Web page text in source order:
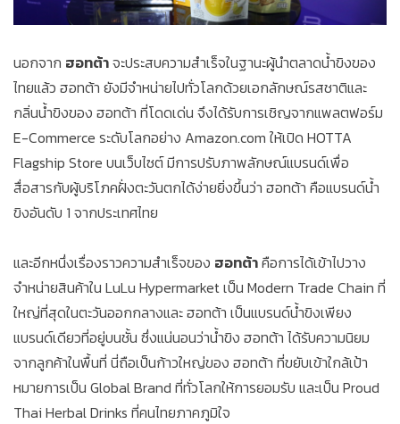
นอกจาก ฮอทต้าจะประสบความสำเร็จในฐานะผู้นำตลาดน้ำขิงของ
ไทยแล้ว ฮอทต้า ยังมีจำหน่ายไปทั่วโลกด้วยเอกลักษณ์รสชาติและ
กลิ่นน้ำขิงของ ฮอทต้า ที่โดดเด่น จึงได้รับการเชิญจากแพลตฟอร์ม
E-Commerce ระดับโลกอย่าง Amazon.com ให้เปิด HOTTA
Flagship Store บนเว็บไซต์ มีการปรับภาพลักษณ์แบรนด์เพื่อ
สื่อสารกับผู้บริโภคฝั่งตะวันตกได้ง่ายยิ่งขึ้นว่า ฮอทต้า คือแบรนด์น้ำ
ขิงอันดับ 1 จากประเทศไทย
และอีกหนึ่งเรื่องราวความสำเร็จของ ฮอทต้าคือการได้เข้าไปวาง
จำหน่ายสินค้าใน LuLu Hypermarket เป็น Modern Trade Chain ที่
ใหญ่ที่สุดในตะวันออกกลางและ ฮอทต้า เป็นแบรนด์น้ำขิงเพียง
แบรนด์เดียวที่อยู่บนชั้น ซึ่งแน่นอนว่าน้ำขิง ฮอทต้า ได้รับความนิยม
จากลูกค้าในพื้นที่ นี่ถือเป็นก้าวใหญ่ของ ฮอทต้า ที่ขยับเข้าใกล้เป้า
หมายการเป็น Global Brand ที่ทั่วโลกให้การยอมรับ และเป็น Proud
Thai Herbal Drinks ที่คนไทยภาคภูมิใจ